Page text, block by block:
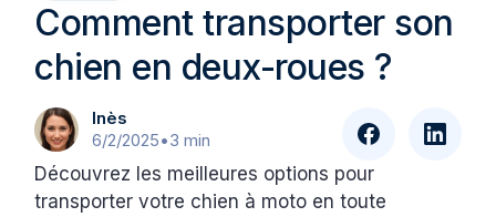
Comment transporter son
chien en deux-roues ?
Inès
6/2/2025•3 min
Découvrez les meilleures options pour
transporter votre chien à moto en toute